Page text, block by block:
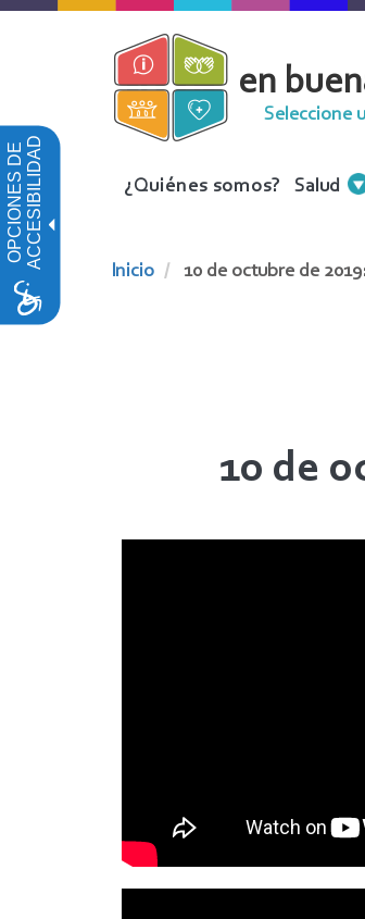
OPCIONES DEACCESIBILIDAD
Pasar
en
Seleccione
Menu
¿Quiénes somos? Salud
Inicio 10 de octubre de
10 de